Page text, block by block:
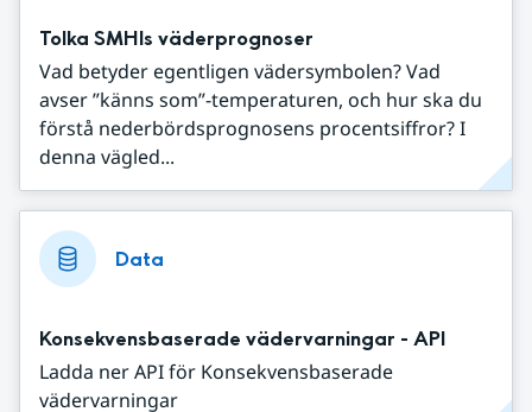
Tolka SMHIs väderprognoser
Vad betyder egentligen vädersymbolen? Vad
avser ”känns som”-temperaturen, och hur ska du
förstå nederbördsprognosens procentsiffror? I
denna vägled...
Data
Konsekvensbaserade vädervarningar - API
Ladda ner API för Konsekvensbaserade
vädervarningar